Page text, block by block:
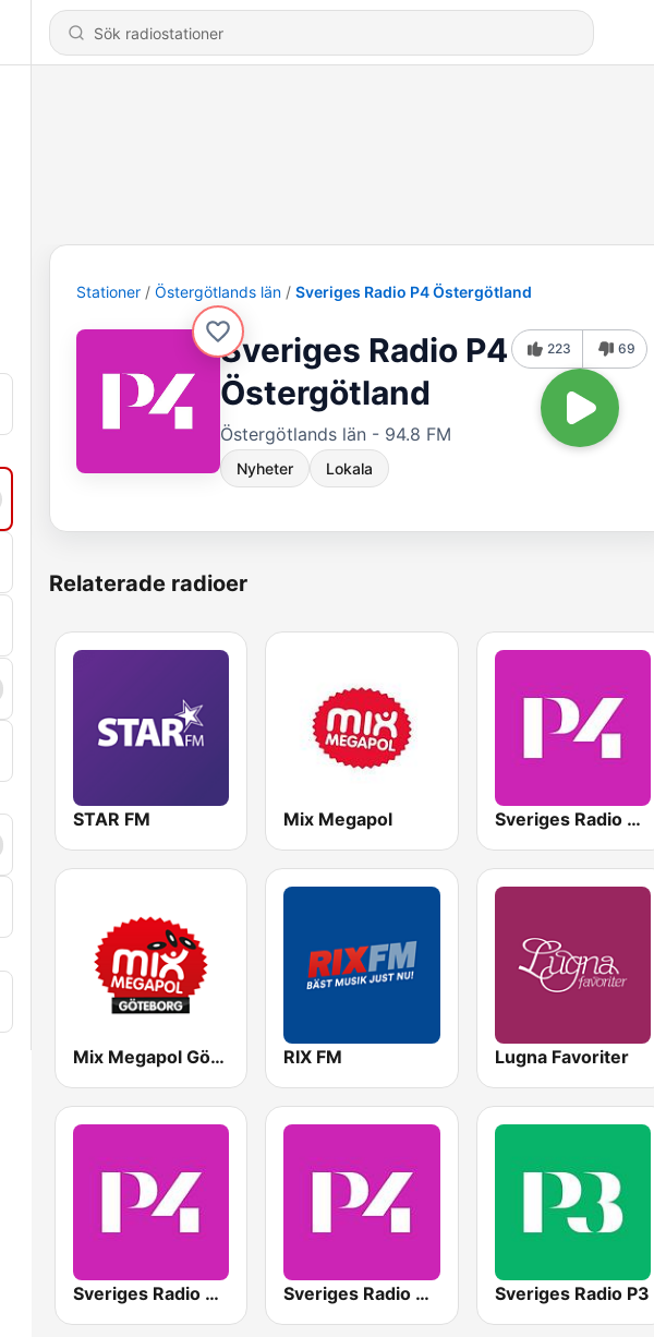
Stationer Östergötlands län Sveriges Radio P4 Östergötland
Sveriges Radio P4
Östergötland
Östergötlands län - 94.8 FM
Nyheter Lokala
223 69
Relaterade radioer
STAR FM Mix Megapol Sveriges Radio P4 Stockholm
Mix Megapol Göteborg RIX FM Lugna Favoriter
Sveriges Radio P4 Göteborg Sveriges Radio P4 Malmöhus Sveriges Radio P3